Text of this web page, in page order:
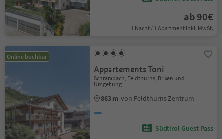
ab 90€
1 Nacht / 1 Apartment Inkl. MwSt.
Online buchbar
Appartements Toni
Schrambach, Feldthurns, Brixen und
Umgebung
863 m von Feldthurns Zentrum
Südtirol Guest Pass